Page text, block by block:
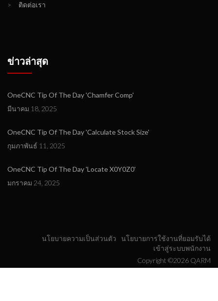
> ติดต่อเรา
ข่าวล่าสุด
OneCNC Tip Of The Day 'Chamfer Comp'
มีนาคม 18, 2025
OneCNC Tip Of The Day 'Calculate Stock Size'
กุมภาพันธ์ 11, 2025
OneCNC Tip Of The Day 'Locate X0Y0Z0'
มกราคม 24, 2025
นโยบายความเป็นส่วนตัว
นโยบายการใช้งานที่ยอมรับได้
เข้าสู่ระบบพนักงาน
Copyright ©2026 QARM